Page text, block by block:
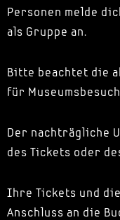
Personen melde
als Gruppe an.
Bitte beachtet die
für
Der nachträgliche
des Tickets oder
Ihre Tickets und
Anschluss an die